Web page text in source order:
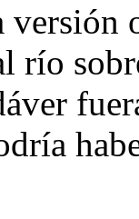
río